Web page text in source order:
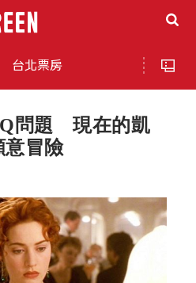
台北票房
問題 現在的凱
意冒險